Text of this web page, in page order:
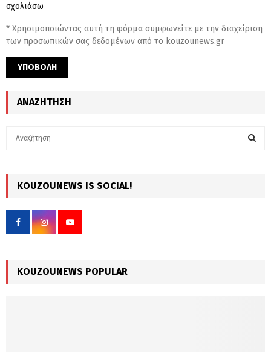
σχολιάσω
* Χρησιμοποιώντας αυτή τη φόρμα συμφωνείτε με την διαχείριση
των προσωπικών σας δεδομένων από το kouzounews.gr
ΑΝΑΖΉΤΗΣΗ
h
f
r
KOUZOUNEWS IS SOCIAL!
KOUZOUNEWS POPULAR